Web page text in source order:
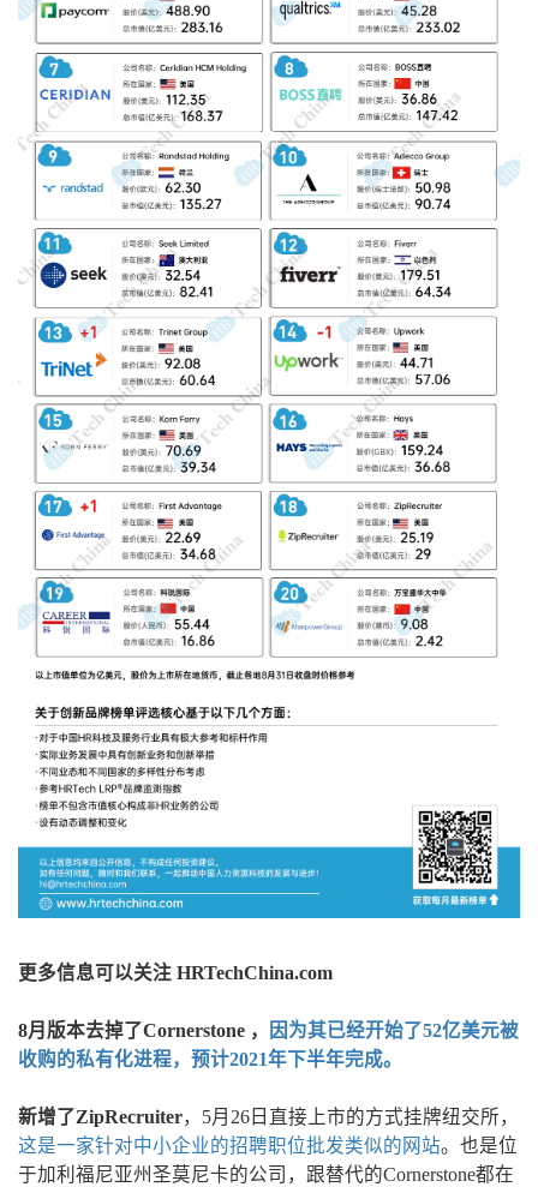
更多信息可以关注 HRTechChina.com
8月版本去掉了Cornerstone ，
因为其已经开始了52亿美元被
收购的私有化进程，预计2021年下半年完成。
新增了ZipRecruiter，5月26日直接上市的方式挂牌纽交所，
这是一家针对中小企业的招聘职位批发类似的网站。也是位
于加利福尼亚州圣莫尼卡的公司，跟替代的Cornerstone都在